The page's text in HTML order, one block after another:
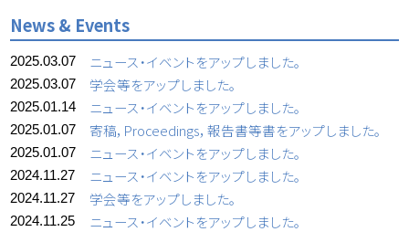
News & Events
2025.03.07 ニュース・イベントをアップしました。
2025.03.07 学会等をアップしました。
2025.01.14 ニュース・イベントをアップしました。
2025.01.07 寄稿，Proceedings，報告書等書をアップしました。
2025.01.07 ニュース・イベントをアップしました。
2024.11.27 ニュース・イベントをアップしました。
2024.11.27 学会等をアップしました。
2024.11.25 ニュース・イベントをアップしました。